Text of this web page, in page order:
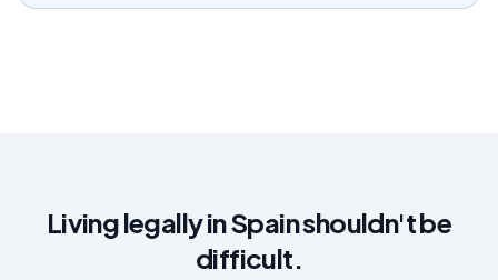
Living legally in Spain shouldn't be
difficult.